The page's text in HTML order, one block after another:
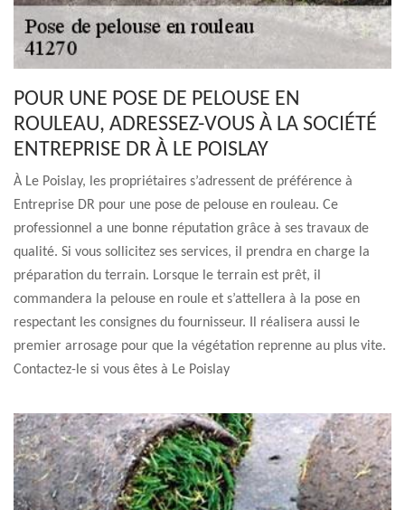
POUR UNE POSE DE PELOUSE EN
ROULEAU, ADRESSEZ-VOUS À LA SOCIÉTÉ
ENTREPRISE DR À LE POISLAY
À Le Poislay, les propriétaires s’adressent de préférence à
Entreprise DR pour une pose de pelouse en rouleau. Ce
professionnel a une bonne réputation grâce à ses travaux de
qualité. Si vous sollicitez ses services, il prendra en charge la
préparation du terrain. Lorsque le terrain est prêt, il
commandera la pelouse en roule et s’attellera à la pose en
respectant les consignes du fournisseur. Il réalisera aussi le
premier arrosage pour que la végétation reprenne au plus vite.
Contactez-le si vous êtes à Le Poislay